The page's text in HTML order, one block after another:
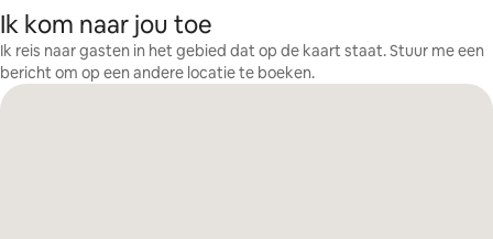
Ik kom naar jou toe
Ik reis naar gasten in het gebied dat op de kaart staat. Stuur me een
bericht om op een andere locatie te boeken.